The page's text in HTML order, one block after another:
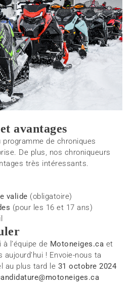
avantages
de chroniques
De plus, nos chroniqueurs
très intéressants.
valide (obligatoire)
(pour les 16 et 17 ans)
l’équipe de Motoneiges.ca et
aujourd’hui ! Envoie-nous ta
au plus tard le 31 octobre 2024